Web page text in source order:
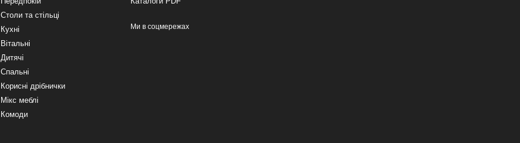
Столи та стільці
Кухні
Вітальні
Дитячі
Спальні
Корисні дрібнички
Мікс меблі
Комоди
Ми в соцмережах